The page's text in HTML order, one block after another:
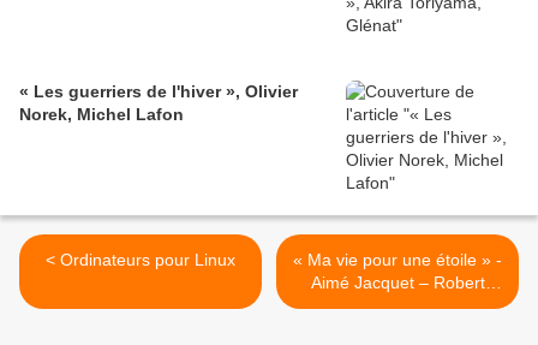
« Les guerriers de l'hiver », Olivier
Norek, Michel Lafon
< Ordinateurs pour Linux
« Ma vie pour une étoile » -
Aimé Jacquet – Robert
Laffont & Plon >